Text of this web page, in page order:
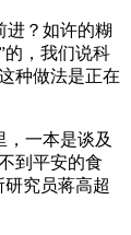
？如许的糊
的，我们说科
种做法是正在
一本是谈及
到平安的食
究员蒋高超